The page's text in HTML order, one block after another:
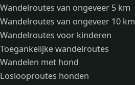
Wandelroutes van ongeveer 5 km
Wandelroutes van ongeveer 10 km
Wandelroutes voor kinderen
Toegankelijke wandelroutes
Wandelen met hond
Loslooproutes honden